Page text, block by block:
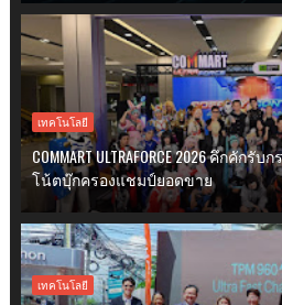
เทคโนโลยี
COMMART ULTRAFORCE 2026 คึกคั
โน้ตบุ๊กครองแชมป์ยอดขาย
เทคโนโลยี